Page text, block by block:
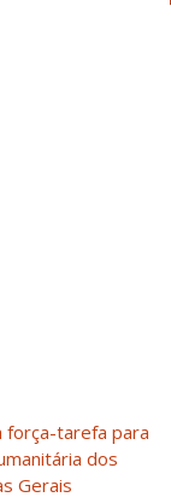
força-tarefa para
dos
Gerais